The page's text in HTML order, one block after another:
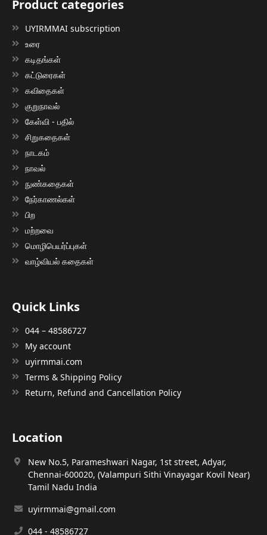
Product categories
UYIRMMAI subscription
உரை
கடிதங்கள்
கட்டுரைகள்
கவிதைகள்
குறுநாவல்
கேள்வி - பதில்
சிறுகதைகள்
நாடகம்
நாவல்
நுண்கதைகள்
நேர்காணல்கள்
பிற
மற்றவை
மொழிபெயர்ப்புகள்
வாழ்வியல் கதைகள்
Quick Links
044 – 48586727
My account
uyirmmai.com
Terms & Shipping Policy
Return, Refund and Cancellation Policy
Location
New No.5, Parameshwari Nagar, 1st street, Adyar,
Chennai-600020, (Valampuri Sithi Vinayagar Kovil Near)
Tamil Nadu India
uyirmmai@gmail.com
044 - 48586727